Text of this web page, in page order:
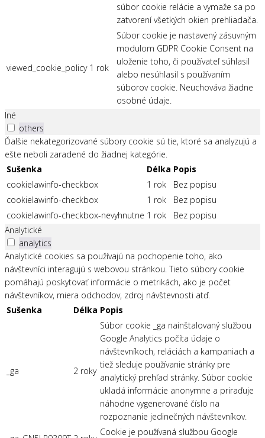
súbor cookie relácie a vymaže sa po
zatvorení všetkých okien prehliadača.
viewed_cookie_policy 1 rok
Súbor cookie je nastavený zásuvným
modulom GDPR Cookie Consent na
uloženie toho, či používateľ súhlasil
alebo nesúhlasil s používaním
súborov cookie. Neuchováva žiadne
osobné údaje.
Iné
others
Ďalšie nekategorizované súbory cookie sú tie, ktoré sa analyzujú a
ešte neboli zaradené do žiadnej kategórie.
Sušenka
Délka Popis
cookielawinfo-checkbox
1 rok
Bez popisu
cookielawinfo-checkbox
1 rok
Bez popisu
cookielawinfo-checkbox-nevyhnutne 1 rok
Bez popisu
Analytické
analytics
Analytické cookies sa používajú na pochopenie toho, ako
návštevníci interagujú s webovou stránkou. Tieto súbory cookie
pomáhajú poskytovať informácie o metrikách, ako je počet
návštevníkov, miera odchodov, zdroj návštevnosti atď.
Sušenka
Délka Popis
_ga 2 roky
Súbor cookie _ga nainštalovaný službou
Google Analytics počíta údaje o
návštevníkoch, reláciách a kampaniach a
tiež sleduje používanie stránky pre
analytický prehľad stránky. Súbor cookie
ukladá informácie anonymne a priraďuje
náhodne vygenerované číslo na
rozpoznanie jedinečných návštevníkov.
Cookie je používaná službou Google